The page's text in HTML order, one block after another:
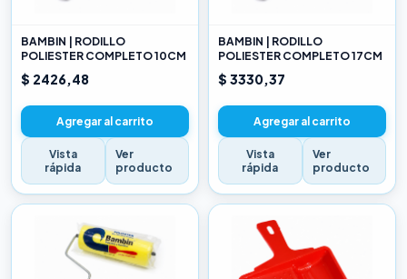
BAMBIN | RODILLO
POLIESTER COMPLETO 10CM
$ 2426,48
Agregar al carrito
Vista
rápida
Ver
producto
BAMBIN | RODILLO
POLIESTER COMPLETO 17CM
$ 3330,37
Agregar al carrito
Vista
rápida
Ver
producto